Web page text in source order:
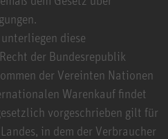
diese
der Bundesrepublik
der Vereinten Nationen
Warenkauf findet
vorgeschrieben gilt für
in dem der Verbraucher